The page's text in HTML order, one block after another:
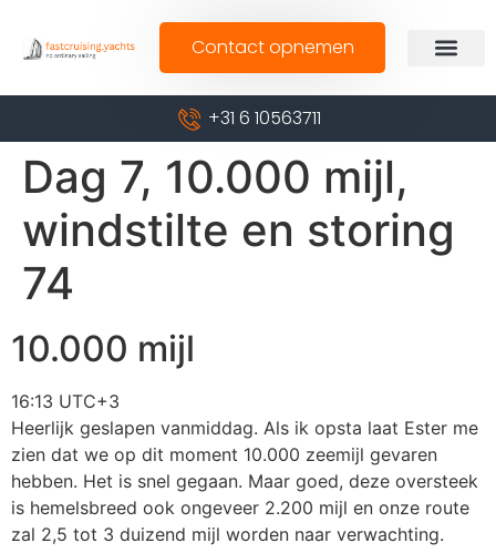
Contact opnemen
+31 6 10563711
Dag 7, 10.000 mijl,
windstilte en storing
74
10.000 mijl
16:13 UTC+3
Heerlijk geslapen vanmiddag. Als ik opsta laat Ester me
zien dat we op dit moment 10.000 zeemijl gevaren
hebben. Het is snel gegaan. Maar goed, deze oversteek
is hemelsbreed ook ongeveer 2.200 mijl en onze route
zal 2,5 tot 3 duizend mijl worden naar verwachting.